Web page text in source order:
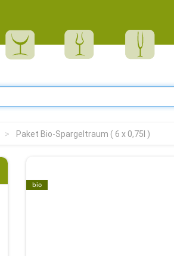
Paket Bio-Spargeltraum ( 6 x 0,75l )
bio